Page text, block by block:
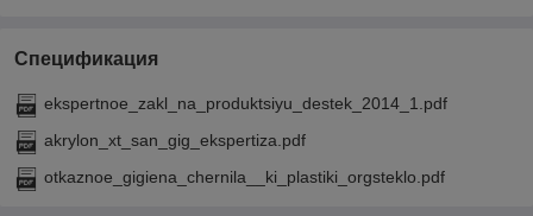
Спецификация
ekspertnoe_zakl_na_produktsiyu_destek_2014_1.pdf
akrylon_xt_san_gig_ekspertiza.pdf
otkaznoe_gigiena_chernila__ki_plastiki_orgsteklo.pdf